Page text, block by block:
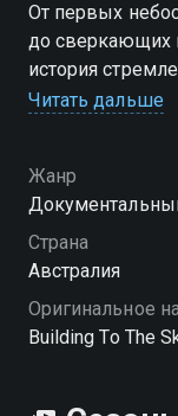
От первых
до сверкающих
история
Архитекторы и
прогресса,
покорять небо.
Посмотреть
небесах вы
хорошем HD
Читать дальше
Жанр
Страна
Австралия
Оригинальное
Building To The